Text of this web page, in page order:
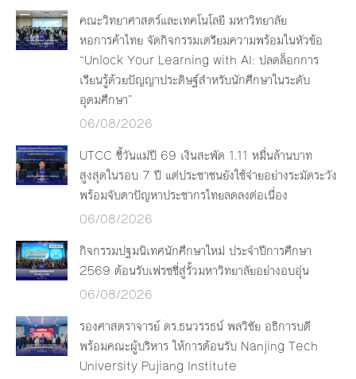
คณะวิทยาศาสตร์และเทคโนโลยี มหาวิทยาลัย
หอการค้าไทย จัดกิจกรรมเตรียมความพร้อมในหัวข้อ
“Unlock Your Learning with AI: ปลดล็อกการ
เรียนรู้ด้วยปัญญาประดิษฐ์สำหรับนักศึกษาในระดับ
อุดมศึกษา”
06/08/2026
UTCC ชี้วันแม่ปี 69 เงินสะพัด 1.11 หมื่นล้านบาท
สูงสุดในรอบ 7 ปี แต่ประชาชนยังใช้จ่ายอย่างระมัดระวัง
พร้อมจับตาปัญหาประชากรไทยลดลงต่อเนื่อง
06/08/2026
กิจกรรมปฐมนิเทศนักศึกษาใหม่ ประจำปีการศึกษา
2569 ต้อนรับเฟรชชี่สู่รั้วมหาวิทยาลัยอย่างอบอุ่น
06/08/2026
รองศาสตราจารย์ ดร.ธนวรรธน์ พลวิชัย อธิการบดี
พร้อมคณะผู้บริหาร ให้การต้อนรับ Nanjing Tech
University Pujiang Institute